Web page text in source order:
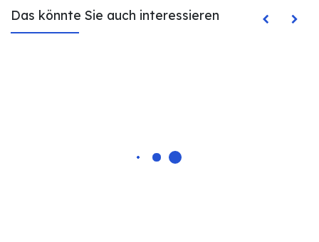
Das könnte Sie auch interessieren